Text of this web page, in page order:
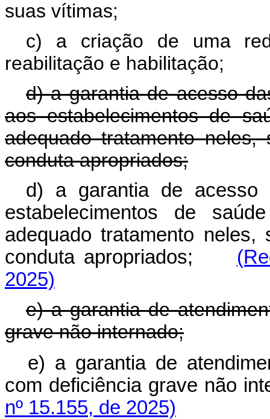
suas vítimas;
c) a criação de uma
reabilitação e habilitação;
d) a garantia de acesso
aos estabelecimentos de
adequado tratamento
conduta apropriados;
d) a garantia de acesso
estabelecimentos de
adequado tratamento
conduta apropriados;
2025)
e) a garantia de
grave não internado;
e) a garantia de
com deficiência grave não
nº 15.155, de 2025)